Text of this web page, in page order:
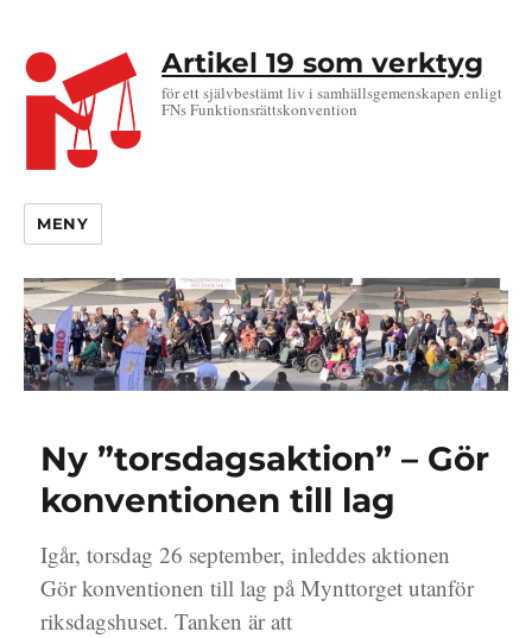
Artikel 19 som verktyg
för ett självbestämt liv i samhällsgemenskapen enligt
FNs Funktionsrättskonvention
MENY
Ny ”torsdagsaktion” – Gör
konventionen till lag
Igår, torsdag 26 september, inleddes aktionen
Gör konventionen till lag på Mynttorget utanför
riksdagshuset. Tanken är att